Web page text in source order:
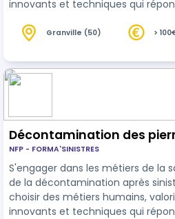
innovants et techniques qui
Connaître les notions de chimie
indispensable. Plus vous les
vous serez efficace sur le choix des produits à
Granville (50) >
Décontamination des
NFP - FORMA'SINISTRES
S'engager dans les métiers de la
de la décontamination après
choisir des métiers humains,
innovants et techniques qui